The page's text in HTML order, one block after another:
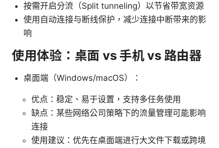
按需开启分流（Split tunneling）以节省带宽资源
使用自动连接与断线保护，减少连接中断带来的影
响
使用体验：桌面 vs 手机 vs 路由器
桌面端（Windows/macOS）：
优点：稳定、易于设置，支持多任务使用
缺点：某些网络公司策略下的流量管理可能影响
连接
使用建议：优先在桌面端进行大文件下载或跨境